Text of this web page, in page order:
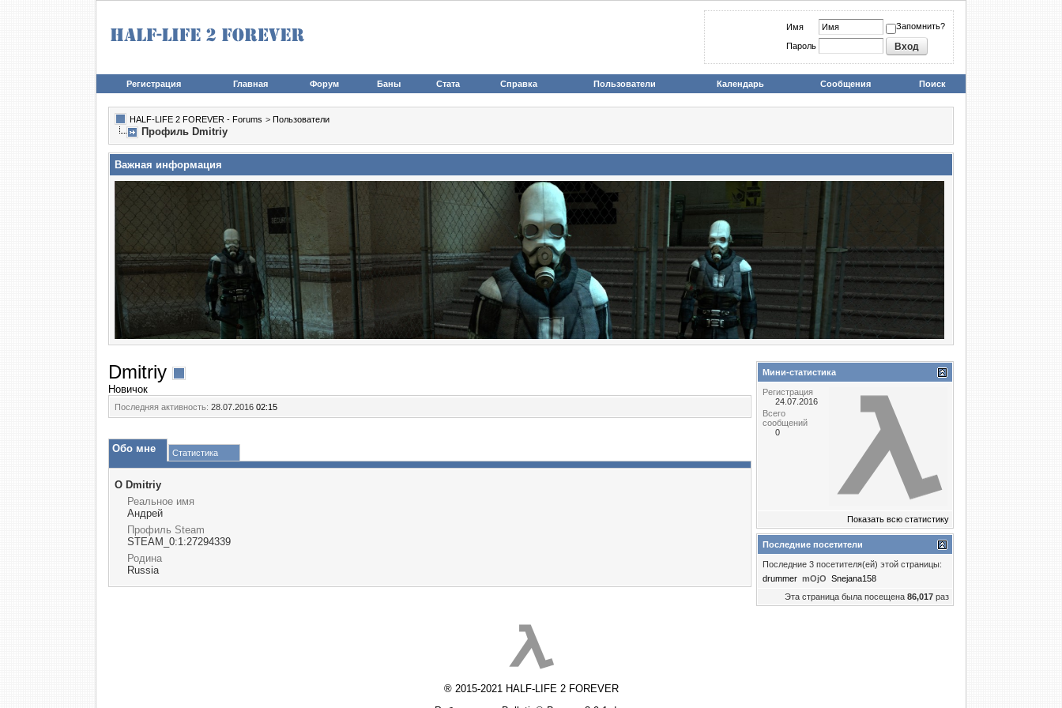
Имя Запомнить?
Пароль
Регистрация Главная Форум Баны Стата Справка Пользователи Календарь Сообщения Поиск
HALF-LIFE 2 FOREVER - Forums > Пользователи
Профиль Dmitriy
Важная информация
Dmitriy
Новичок
Последняя активность: 28.07.2016 02:15
Обо мне Статистика
О Dmitriy
Реальное имя
Андрей
Профиль Steam
STEAM_0:1:27294339
Родина
Russia
Мини-статистика
Регистрация
24.07.2016
Всего
сообщений
0
Показать всю статистику
Последние посетители
Последние 3 посетителя(ей) этой страницы:
drummer mOjO Snejana158
Эта страница была посещена 86,017 раз
® 2015-2021 HALF-LIFE 2 FOREVER